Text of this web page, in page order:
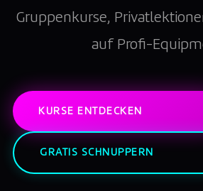
Gruppenkurse,
auf Profi-
KURSE ENTDECKEN
GRATIS SCHNUPPERN